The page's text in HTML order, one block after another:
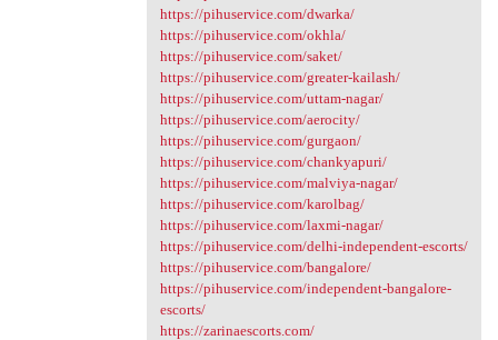
https://pihuservice.com/dwarka/
https://pihuservice.com/okhla/
https://pihuservice.com/saket/
https://pihuservice.com/greater-kailash/
https://pihuservice.com/uttam-nagar/
https://pihuservice.com/aerocity/
https://pihuservice.com/gurgaon/
https://pihuservice.com/chankyapuri/
https://pihuservice.com/malviya-nagar/
https://pihuservice.com/karolbag/
https://pihuservice.com/laxmi-nagar/
https://pihuservice.com/delhi-independent-escorts/
https://pihuservice.com/bangalore/
https://pihuservice.com/independent-bangalore-
escorts/
https://zarinaescorts.com/